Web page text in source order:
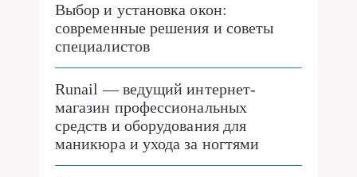
Выбор и установка окон:
современные решения и советы
специалистов
Runail — ведущий интернет-
магазин профессиональных
средств и оборудования для
маникюра и ухода за ногтями